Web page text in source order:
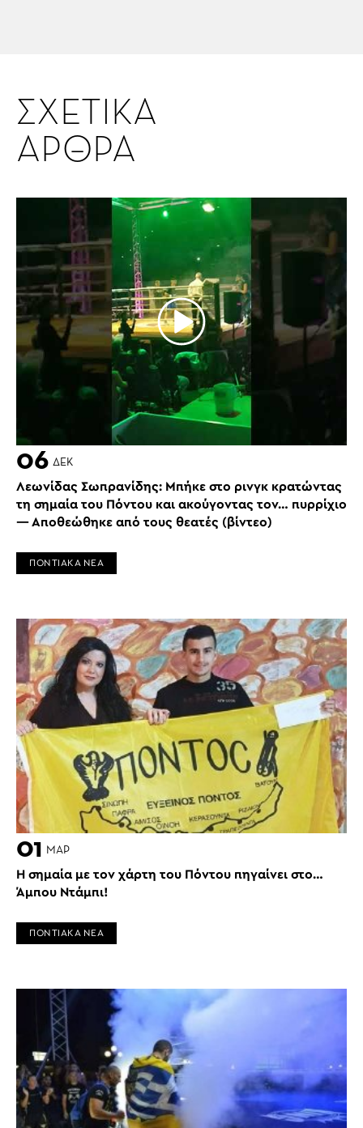
ΣΧΕΤΙΚΑ
ΑΡΘΡΑ
06 ΔΕΚ
Λεωνίδας Σωπρανίδης: Μπήκε στο ρινγκ κρατώντας
τη σημαία του Πόντου και ακούγοντας τον… πυρρίχιο
— Αποθεώθηκε από τους θεατές (βίντεο)
ΠΟΝΤΙΑΚΑ ΝΕΑ
01 ΜΑΡ
Η σημαία με τον χάρτη του Πόντου πηγαίνει στο…
Άμπου Ντάμπι!
ΠΟΝΤΙΑΚΑ ΝΕΑ